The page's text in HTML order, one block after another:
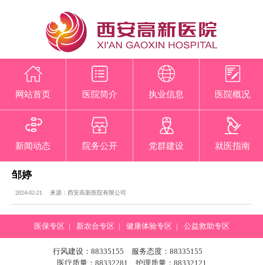
网站首页 医院简介 执业信息 医院概况
新闻动态 院务公开 党群建设 就医指南
邹婷
2024-02-21 来源：西安高新医院有限公司
医保专区 | 新农合专区 | 健康体验专区 | 公益救助专区
行风建设：88335155 服务态度：88335155
医疗质量：88332281 护理质量：88332121